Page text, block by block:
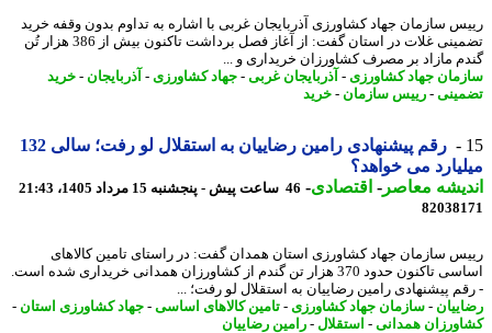
سازمان جهاد کشاورزی آذربایجان غربی با اشاره به تداوم بدون وقفه خرید
تضمینی غلات در استان گفت: از آغاز فصل برداشت تاکنون بیش از 386 هزار تُن
مازاد بر مصرف کشاورزان خریداری و ...
جهاد کشاورزی- آذربایجان غربی- جهاد کشاورزی- آذربایجان-خرید
-رییس سازمان -خرید
رقم پیشنهادی رامین رضاییان به استقلال لو رفت؛ سالی 132
می خواهد؟
معاصر-اقتصادی-46 ساعت پیش - پنجشنبه 15 مرداد 1405، 21:43
سازمان جهاد کشاورزی استان همدان گفت: در راستای تامین کالاهای
اساسی تاکنون حدود 370 هزار تن گندم از کشاورزان همدانی خریداری شده است.
پیشنهادی رامین رضاییان به استقلال لو رفت؛ ...
-سازمان جهاد کشاورزی- تامین کالاهای اساسی-جهاد کشاورزی استان-
همدانی- استقلال-رامین رضاییان